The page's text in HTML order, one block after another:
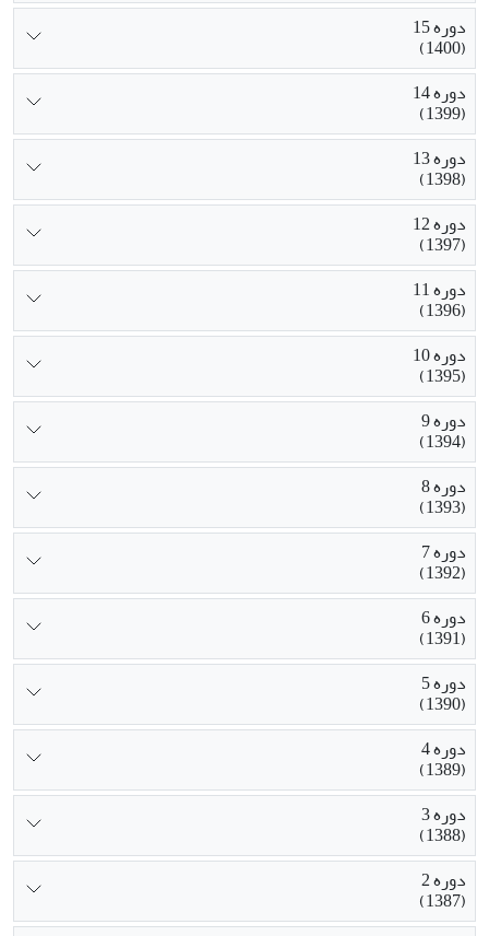
دوره 15
(1400)
دوره 14
(1399)
دوره 13
(1398)
دوره 12
(1397)
دوره 11
(1396)
دوره 10
(1395)
دوره 9
(1394)
دوره 8
(1393)
دوره 7
(1392)
دوره 6
(1391)
دوره 5
(1390)
دوره 4
(1389)
دوره 3
(1388)
دوره 2
(1387)